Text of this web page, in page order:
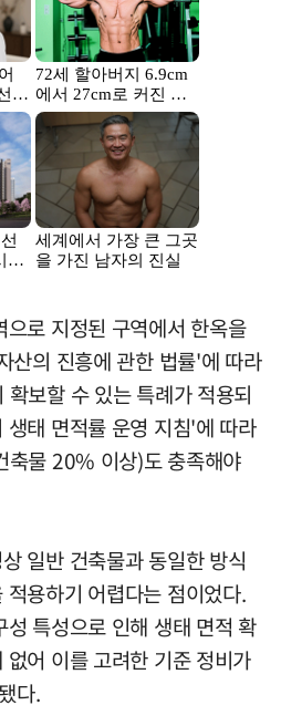
로 지정된 구역에서 한옥을
산의 진흥에 관한 법률'에 따라
보할 수 있는 특례가 적용되
태 면적률 운영 지침'에 따라
축물 20% 이상)도 충족해야
일반 건축물과 동일한 방식
용하기 어렵다는 점이었다.
특성으로 인해 생태 면적 확
어 이를 고려한 기준 정비가
다.